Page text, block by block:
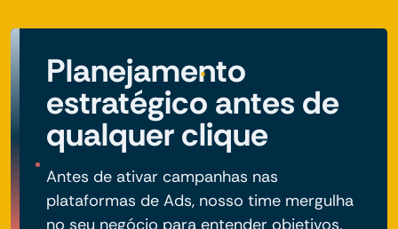
Planejamento
estratégico antes de
qualquer clique
Antes de ativar campanhas nas
plataformas de Ads, nosso time mergulha